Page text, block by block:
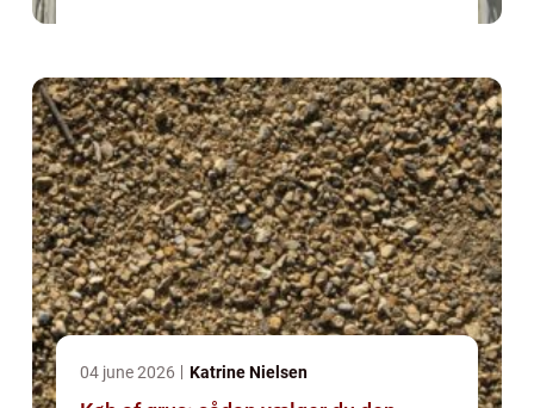
04 june 2026 Katrine Nielsen